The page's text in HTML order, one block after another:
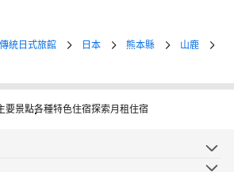
統日式旅館 日本 熊本縣
山鹿
要景點各種特色住宿探索月租住宿